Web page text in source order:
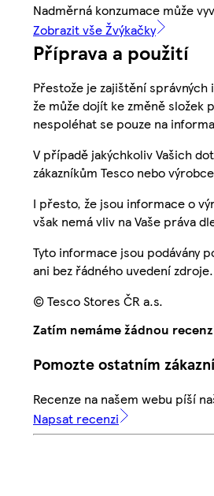
Nadměrná konzumace může
Zobrazit vše Žvýkačky
Příprava a použití
Přestože je zajištění
že může dojít ke změně
nespoléhat se pouze na
V případě jakýchkoliv Vašich
zákazníkům Tesco nebo
I přesto, že jsou informace o
však nemá vliv na Vaše práva
Tyto informace jsou podávány
ani bez řádného uvedení zdroje.
© Tesco Stores ČR a.s.
Zatím nemáme žádnou
Pomozte ostatním
Recenze na našem webu píší
Napsat recenzi